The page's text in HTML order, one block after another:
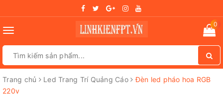
Toggle
0
Trang chủ Led Trang Trí Quảng Cáo
Đèn led pháo hoa RGB
220v